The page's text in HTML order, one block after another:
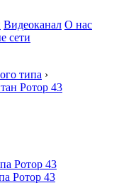
Видеоканал О нас
сети
типа ›
Ротор 43
Ротор 43
Ротор 43